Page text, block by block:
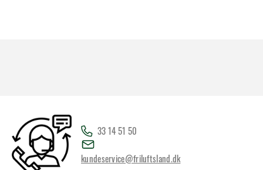
33 14 51 50
kundeservice@friluftsland.dk